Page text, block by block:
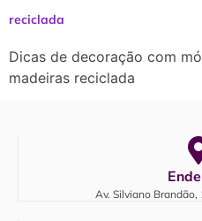
reciclada
Dicas de decoração com
madeiras reciclada
Av. Silviano Brandão,